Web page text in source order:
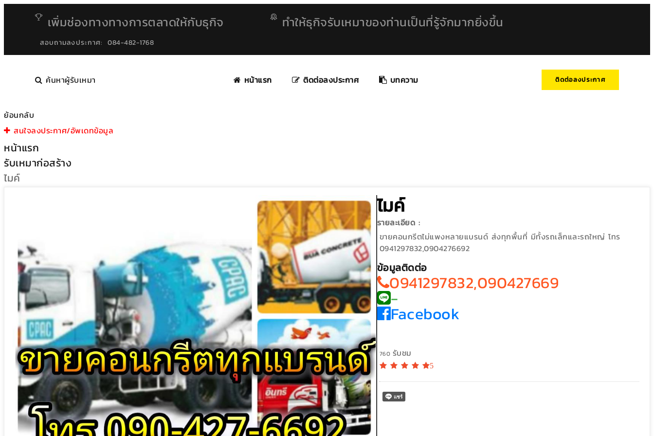
เพิ่มช่องทางทางการตลาดให้กับธุกิจ ทำให้ธุกิจรับเหมาของท่านเป็นที่รู้จักมากยิ่งขึ้น
สอบถามลงประกาศ: 084-482-1768
ค้นหาผู้รับเหมา ติดต่อลงประกาศ
หน้าแรก ติดต่อลงประกาศ บทความ
ย้อนกลับ
สนใจลงประกาศ/อัพเดทข้อมูล
หน้าแรก
รับเหมาก่อสร้าง
ไมค์
ไมค์
รายละเอียด :
ขายคอนกรีตไม่แพงหลายแบรนด์ ส่งทุกพื้นที่ มีทั้งรถเล็กและรถใหญ่ โทร
0941297832,0904276692
ข้อมูลติดต่อ
0941297832,090427669
-
Facebook
760 รับชม
5